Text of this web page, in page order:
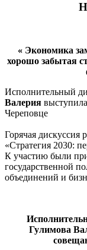
« Экономика
хорошо забытая
Исполнительный
Валерия
Череповце
Горячая дискуссия
«Стратегия 2030:
К участию были
государственной
объединений и
Гулимова